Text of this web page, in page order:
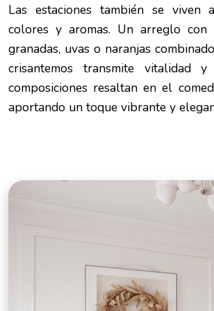
Las estaciones también se viven
colores y aromas. Un arreglo con
granadas, uvas o naranjas
crisantemos transmite vitalidad y
composiciones resaltan en el
aportando un toque vibrante y